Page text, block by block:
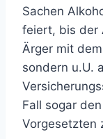
Sachen
feiert, bis der
Ärger mit
sondern u.U.
Fall sogar
Vorgesetzten